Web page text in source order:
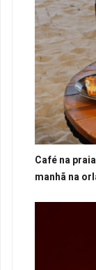
Café na
manhã na